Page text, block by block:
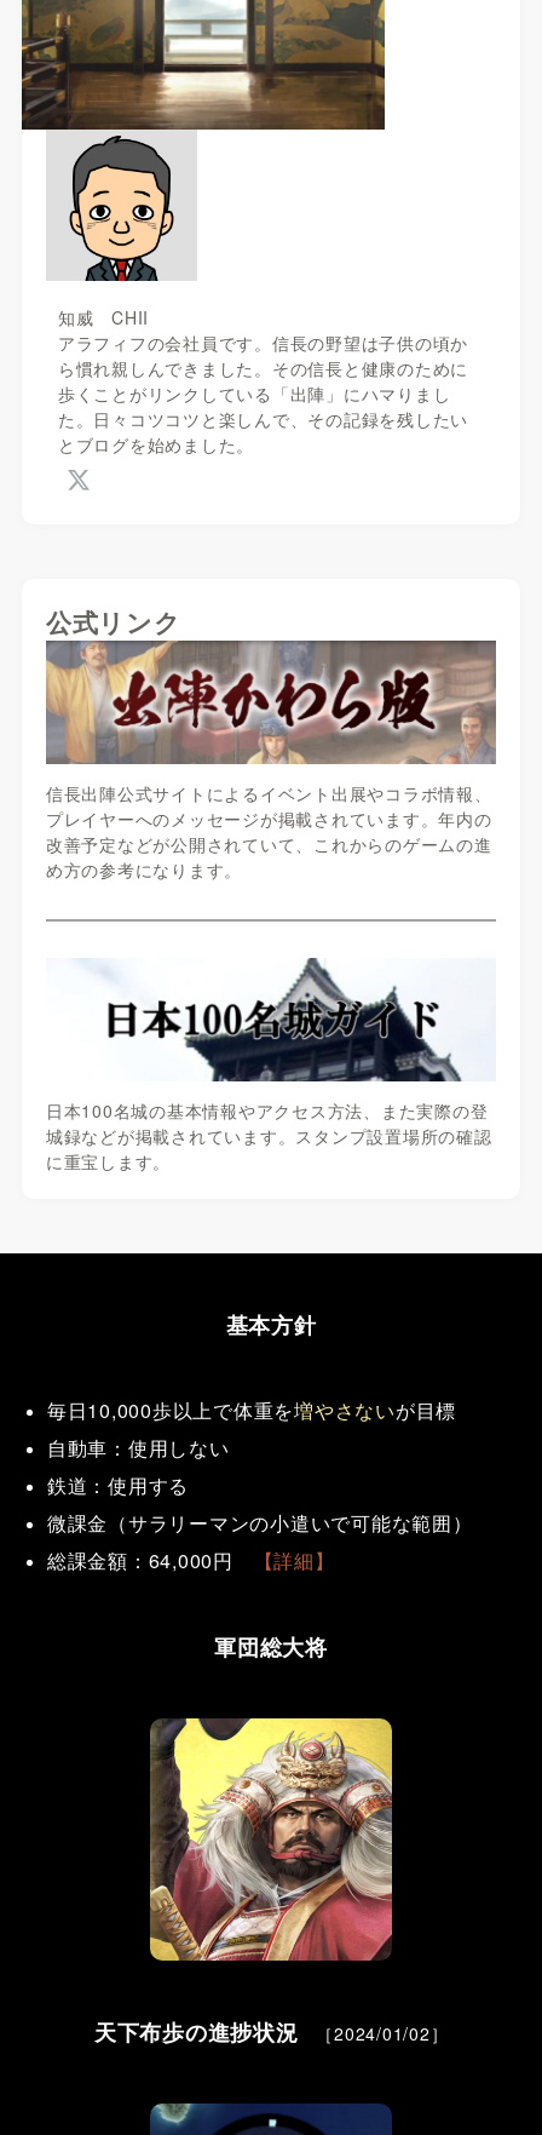
知威 CHII
アラフィフの会社員です。信長の野望は子供の頃か
ら慣れ親しんできました。その信長と健康のために
歩くことがリンクしている「出陣」にハマりまし
た。日々コツコツと楽しんで、その記録を残したい
とブログを始めました。
公式リンク
信長出陣公式サイトによるイベント出展やコラボ情報、
プレイヤーへのメッセージが掲載されています。年内の
改善予定などが公開されていて、これからのゲームの進
め方の参考になります。
日本100名城の基本情報やアクセス方法、また実際の登
城録などが掲載されています。スタンプ設置場所の確認
に重宝します。
基本方針
毎日10,000歩以上で体重を増やさないが目標
自動車：使用しない
鉄道：使用する
微課金（サラリーマンの小遣いで可能な範囲）
総課金額：64,000円
【詳細】
軍団総大将
天下布歩の進捗状況 ［2024/01/02］